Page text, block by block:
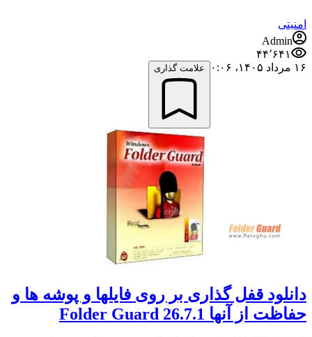
امنیتی
Admin
۴۴٬۶۴۱
۱۶ مرداد ۱۴۰۵،‏ ۰:۰۶
علامت گذاری
دانلود قفل گذاری بر روی فایلها و پوشه ها و
حفاظت از آنها Folder Guard 26.7.1